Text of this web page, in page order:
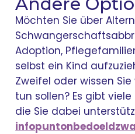
Möchten Sie über
Adoption,
selbst ein Kind
Zweifel oder wissen
tun sollen? Es gibt
die Sie dabei